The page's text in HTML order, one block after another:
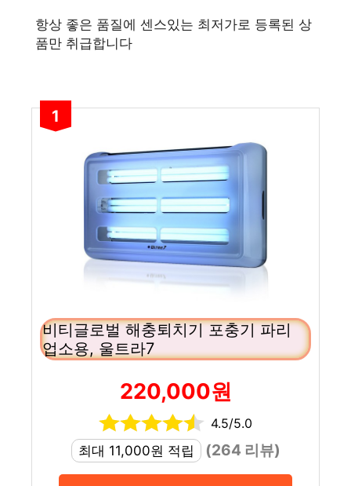
항상 좋은 품질에 센스있는 최저가로 등록된 상
품만 취급합니다
1
비티글로벌 해충퇴치기 포충기 파리
업소용, 울트라7
220,000원
4.5/5.0
최대 11,000원 적립
(264 리뷰)